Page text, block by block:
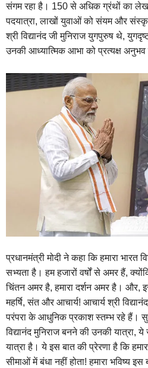
संगम रहा है। 150 से अधिक ग्रंथों का
पदयात्रा, लाखों युवाओं को संयम और
श्री विद्यानंद जी मुनिराज युगपुरुष थे,
उनकी आध्यात्मिक आभा को प्रत्यक्ष
प्रधानमंत्री मोदी ने कहा कि हमारा भारत
सभ्यता है। हम हजारों वर्षों से अमर हैं,
चिंतन अमर है, हमारा दर्शन अमर है। और,
महर्षि, संत और आचार्य! आचार्य श्री
परंपरा के आधुनिक प्रकाश स्तम्भ रहे हैं।
विद्यानंद मुनिराज बनने की उनकी यात्रा,
यात्रा है। ये इस बात की प्रेरणा है कि
सीमाओं में बंधा नहीं होता! हमारा भविष्य इस